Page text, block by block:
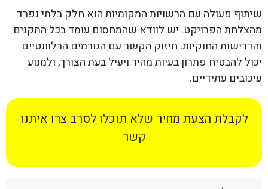
שיתוף פעולה עם הרשויות המקומיות הוא חלק בלתי נפרד
מהצלחת הפרויקט. יש לוודא שהמחסום עומד בכל התקנים
והדרישות החוקיות. חיזוק הקשר עם הגורמים הרלוונטיים
יכול להבטיח פתרון בעיות מהיר ויעיל בעת הצורך, ולמנוע
עיכובים עתידיים.
לקבלת הצעת מחיר שלא תוכלו לסרב צרו איתנו
קשר